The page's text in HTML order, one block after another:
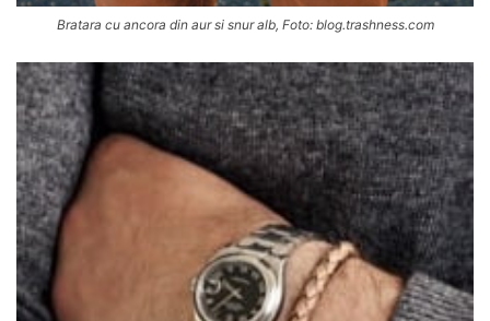
Bratara cu ancora din aur si snur alb, Foto: blog.trashness.com